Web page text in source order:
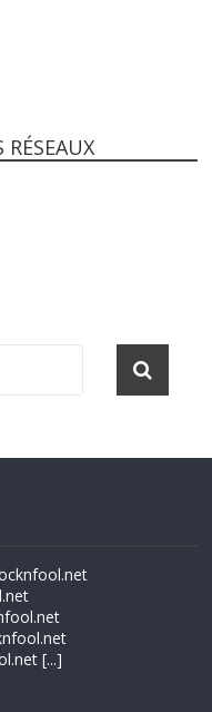
[...]